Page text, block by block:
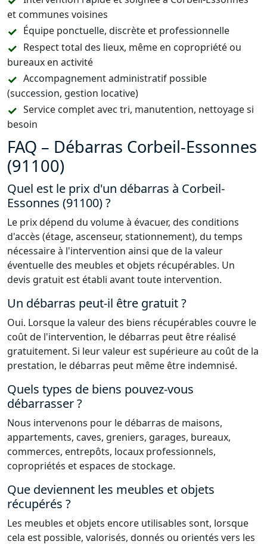
et communes voisines
Équipe ponctuelle, discrète et professionnelle
Respect total des lieux, même en copropriété ou
bureaux en activité
Accompagnement administratif possible
(succession, gestion locative)
Service complet avec tri, manutention, nettoyage si
besoin
FAQ – Débarras Corbeil-Essonnes
(91100)
Quel est le prix d'un débarras à Corbeil-
Essonnes (91100) ?
Le prix dépend du volume à évacuer, des conditions
d'accès (étage, ascenseur, stationnement), du temps
nécessaire à l'intervention ainsi que de la valeur
éventuelle des meubles et objets récupérables. Un
devis gratuit est établi avant toute intervention.
Un débarras peut-il être gratuit ?
Oui. Lorsque la valeur des biens récupérables couvre le
coût de l'intervention, le débarras peut être réalisé
gratuitement. Si leur valeur est supérieure au coût de la
prestation, le débarras peut même être indemnisé.
Quels types de biens pouvez-vous
débarrasser ?
Nous intervenons pour le débarras de maisons,
appartements, caves, greniers, garages, bureaux,
commerces, entrepôts, locaux professionnels,
copropriétés et espaces de stockage.
Que deviennent les meubles et objets
récupérés ?
Les meubles et objets encore utilisables sont, lorsque
cela est possible, valorisés, donnés ou orientés vers les